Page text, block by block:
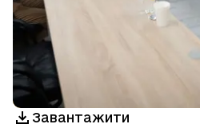
Завантажити